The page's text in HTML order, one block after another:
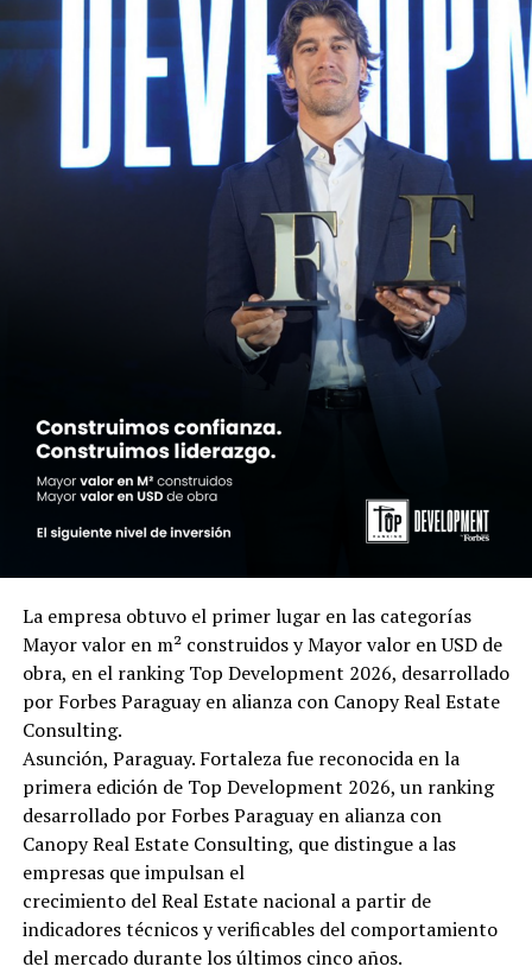
La empresa obtuvo el primer lugar en las categorías
Mayor valor en m² construidos y Mayor valor en USD de
obra, en el ranking Top Development 2026, desarrollado
por Forbes Paraguay en alianza con Canopy Real Estate
Consulting.
Asunción, Paraguay. Fortaleza fue reconocida en la
primera edición de Top Development 2026, un ranking
desarrollado por Forbes Paraguay en alianza con
Canopy Real Estate Consulting, que distingue a las
empresas que impulsan el
crecimiento del Real Estate nacional a partir de
indicadores técnicos y verificables del comportamiento
del mercado durante los últimos cinco años.